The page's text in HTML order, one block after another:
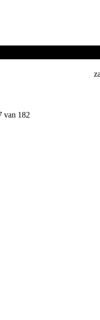
van 182